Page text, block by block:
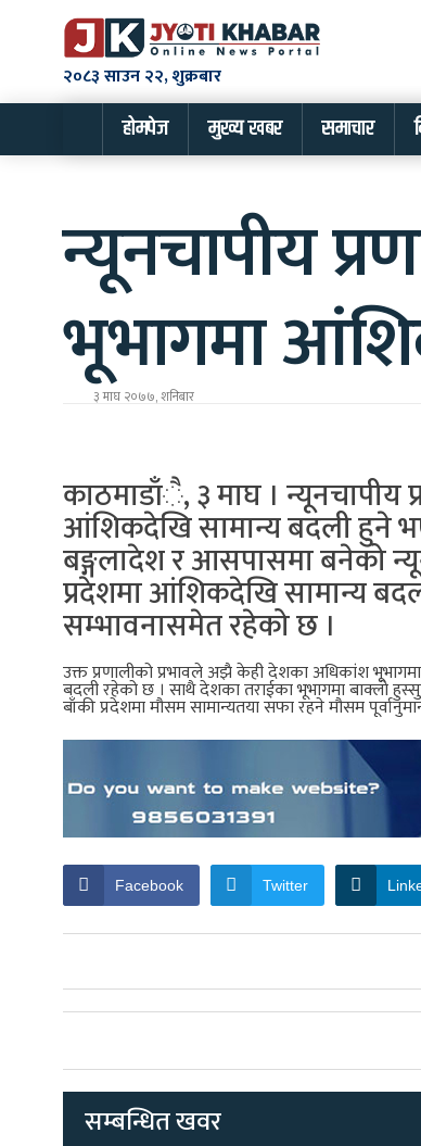
२०८३ साउन २२, शुक्रबार
होमपेज मुख्य खबर समाचार
न्यूनचापीय
भूभागमा
३ माघ २०७७, शनिबार
काठमाडाँै, ३ माघ ।
आंशिकदेखि सामान्य बदली हुने
बङ्गलादेश र आसपासमा बनेको
प्रदेशमा आंशिकदेखि सामान्य
सम्भावनासमेत रहेको छ ।
उक्त प्रणालीको प्रभावले अझै केही देशका अधिकांश
बदली रहेको छ । साथै देशका तराईका भूभागमा बाक्लो
बाँकी प्रदेशमा मौसम सामान्यतया सफा रहने मौसम
Facebook Twitter
सम्बन्धित खवर